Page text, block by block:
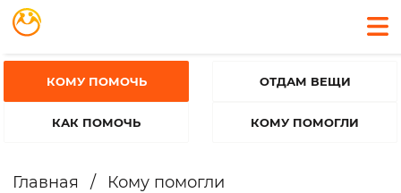
КОМУ ПОМОЧЬ
КАК ПОМОЧЬ
ОТДАМ ВЕЩИ
КОМУ ПОМОГЛИ
Главная / Кому помогли